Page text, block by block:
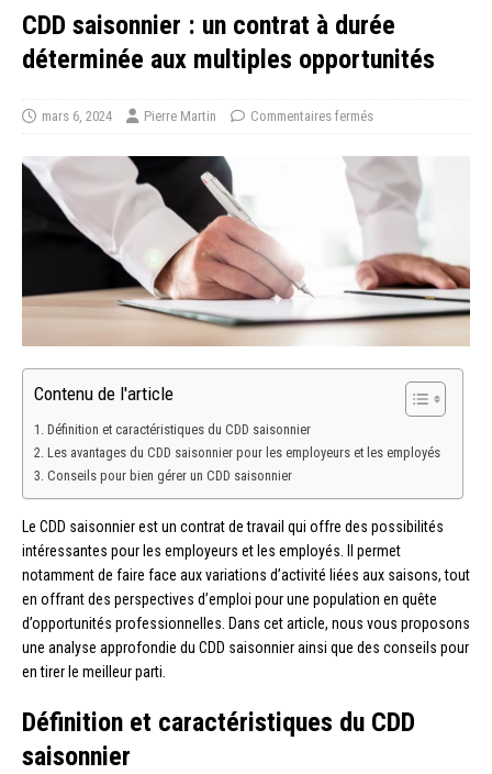
CDD saisonnier : un contrat à durée
déterminée aux multiples opportunités
mars 6, 2024 Pierre Martin Commentaires fermés
Contenu de l'article
Définition et caractéristiques du CDD saisonnier
Les avantages du CDD saisonnier pour les employeurs et les employés
Conseils pour bien gérer un CDD saisonnier
Le CDD saisonnier est un contrat de travail qui offre des possibilités
intéressantes pour les employeurs et les employés. Il permet
notamment de faire face aux variations d’activité liées aux saisons, tout
en offrant des perspectives d’emploi pour une population en quête
d’opportunités professionnelles. Dans cet article, nous vous proposons
une analyse approfondie du CDD saisonnier ainsi que des conseils pour
en tirer le meilleur parti.
Définition et caractéristiques du CDD
saisonnier